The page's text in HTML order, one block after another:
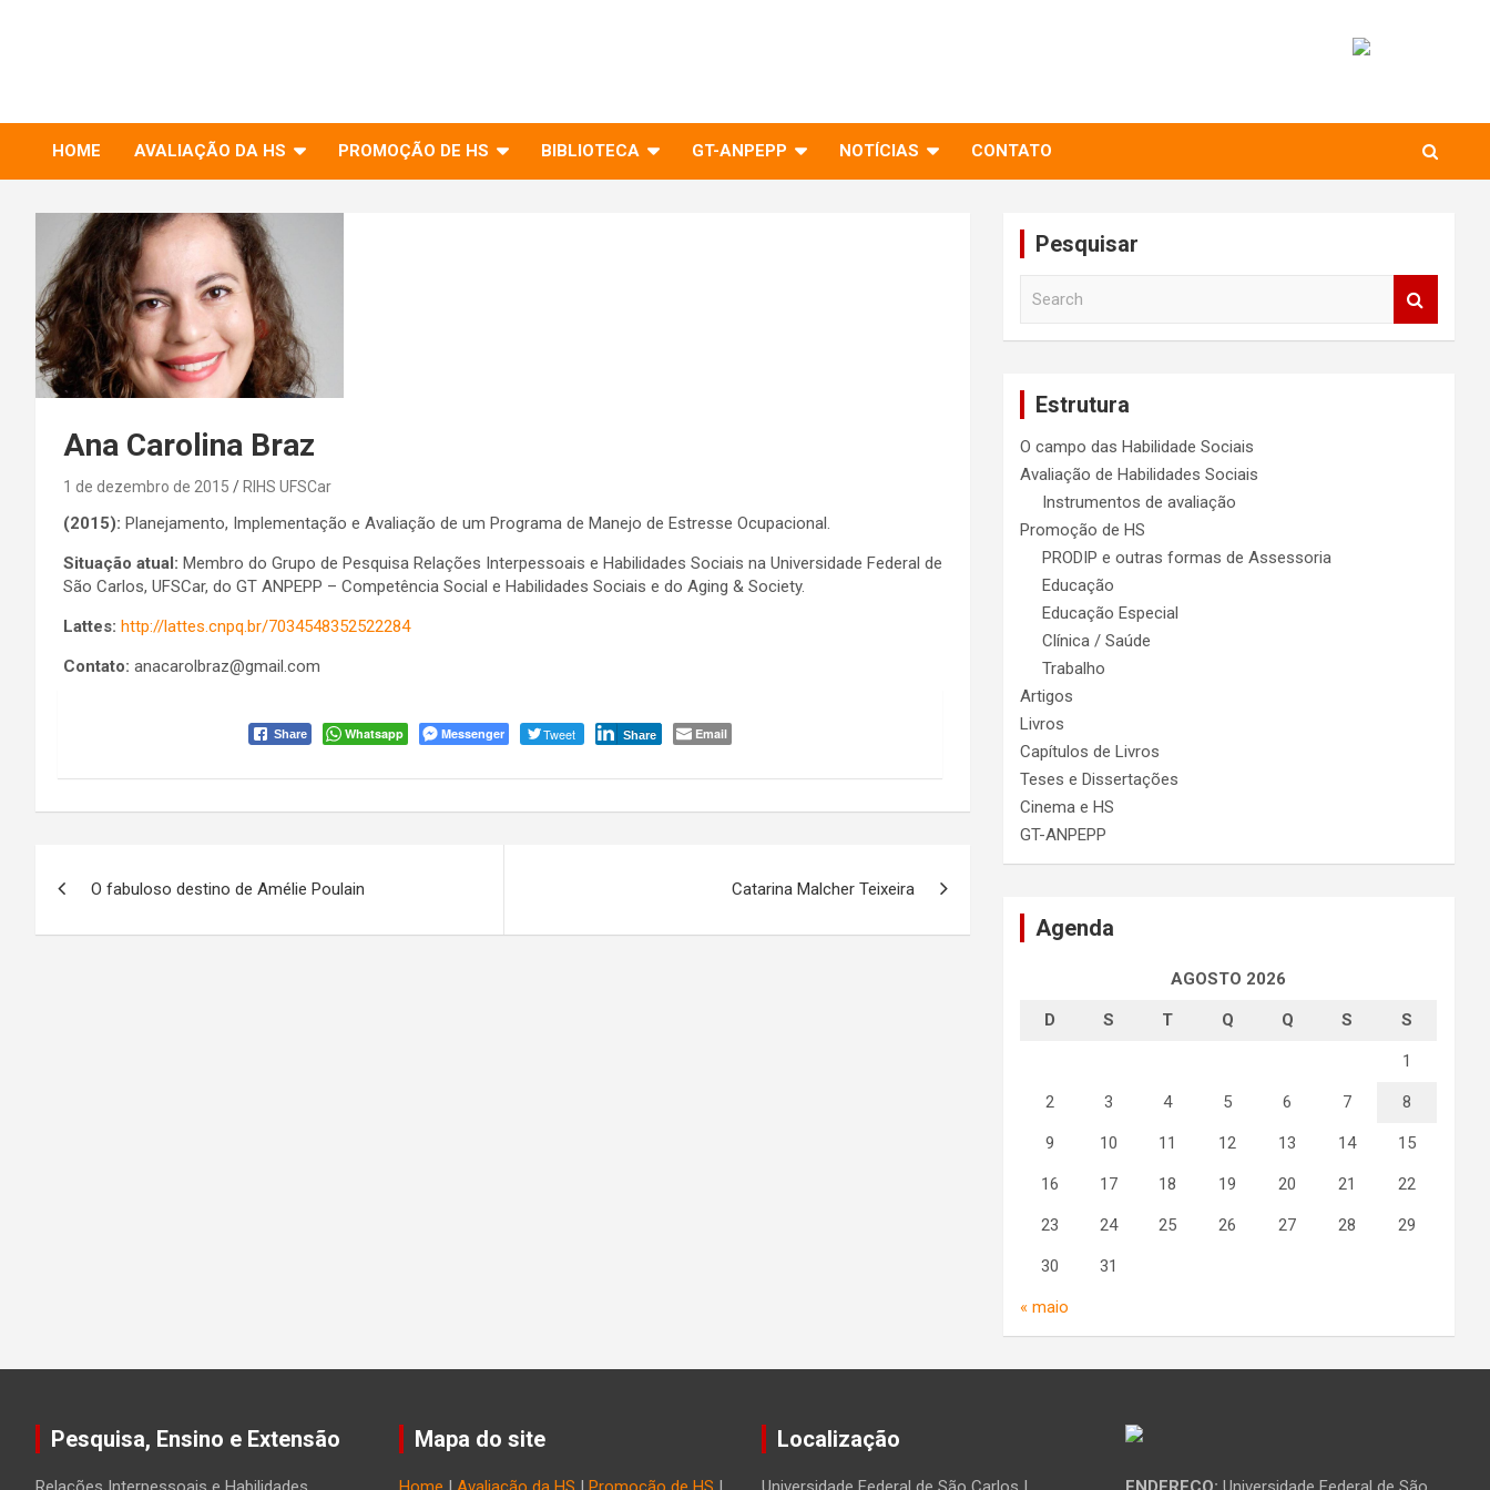
HOME AVALIAÇÃO DA HS PROMOÇÃO DE HS BIBLIOTECA GT-ANPEPP NOTÍCIAS CONTATO
Ana Carolina Braz
1 de dezembro de 2015 RIHS UFSCar
(2015): Planejamento, Implementação e Avaliação de um Programa de Manejo de Estresse Ocupacional.
Situação atual: Membro do Grupo de Pesquisa Relações Interpessoais e Habilidades Sociais na Universidade Federal de
São Carlos, UFSCar, do GT ANPEPP – Competência Social e Habilidades Sociais e do Aging & Society.
Lattes: http://lattes.cnpq.br/7034548352522284
Contato: anacarolbraz@gmail.com
Share Whatsapp Messenger Tweet Share Email
O fabuloso destino de Amélie Poulain Catarina Malcher Teixeira
Pesquisar
Estrutura
O campo das Habilidade Sociais
Avaliação de Habilidades Sociais
Instrumentos de avaliação
Promoção de HS
PRODIP e outras formas de Assessoria
Educação
Educação Especial
Clínica / Saúde
Trabalho
Artigos
Livros
Capítulos de Livros
Teses e Dissertações
Cinema e HS
GT-ANPEPP
Agenda
AGOSTO 2026
D S T Q Q S S
1
2 3 4 5 6 7 8
9 10 11 12 13 14 15
16 17 18 19 20 21 22
23 24 25 26 27 28 29
30 31
« maio
Pesquisa, Ensino e Extensão Mapa do site Localização